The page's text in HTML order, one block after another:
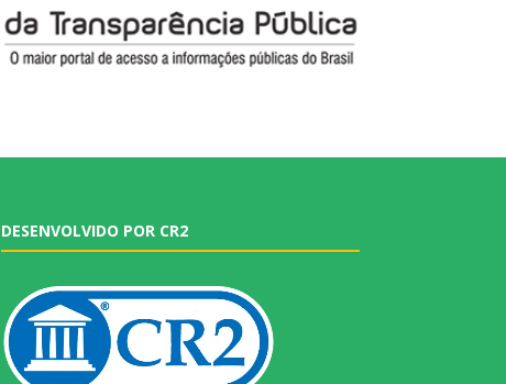
DESENVOLVIDO POR CR2